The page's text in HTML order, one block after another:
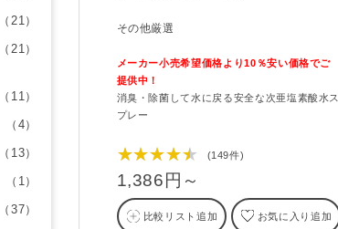
その他厳選
メーカー小売希望価格より10％安い価格でご
提供中！
消臭・除菌して水に戻る安全な次亜塩素酸水ス
プレー
★★★★★ (149件)
1,386円～
比較リスト追加 お気に入り追加
（21）
（21）
（11）
（4）
（13）
（1）
（37）